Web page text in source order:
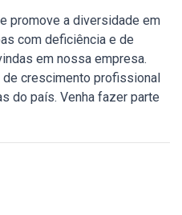
promove a diversidade em
com deficiência e de
em nossa empresa.
de crescimento profissional
do país. Venha fazer parte